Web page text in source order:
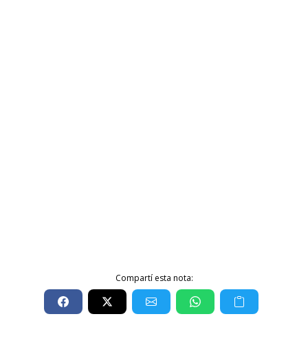
Compartí esta nota: